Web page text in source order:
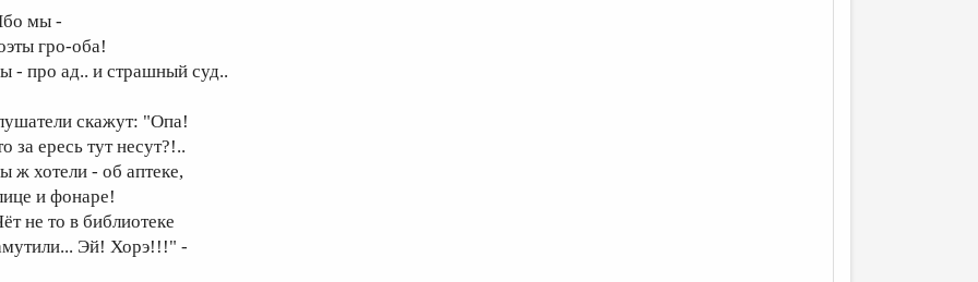
мы -
гро-оба!
- про ад.. и страшный суд..
скажут: "Опа!
за ересь тут несут?!..
ж хотели - об аптеке,
и фонаре!
не то в библиотеке
Эй! Хорэ!!!" -